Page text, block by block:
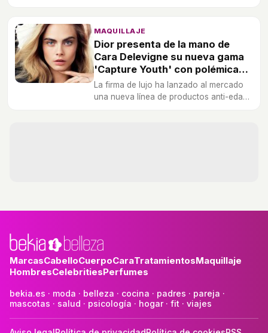
MAQUILLAJE
Dior presenta de la mano de
Cara Delevigne su nueva gama
'Capture Youth' con polémica
incluida
La firma de lujo ha lanzado al mercado
una nueva línea de productos anti-edad
MarcasCabelloCuerpoCaraTratamientosMaquillaje
HombresCelebritiesPerfumes
bekia.es · moda · belleza · cocina · padres · pareja ·
mascotas · salud · psicología · hogar· fit · viajes